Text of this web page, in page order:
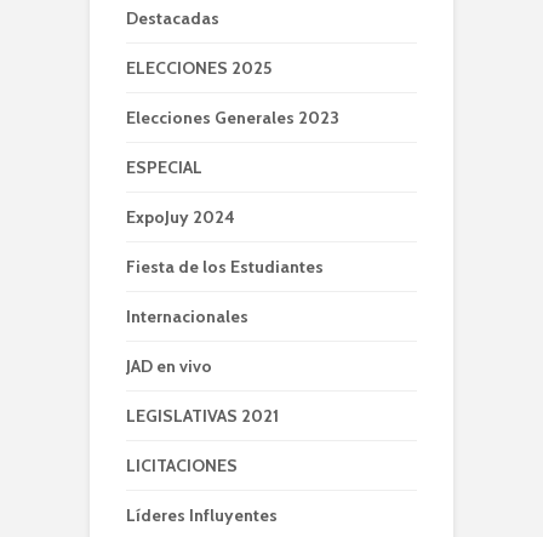
Destacadas
ELECCIONES 2025
Elecciones Generales 2023
ESPECIAL
ExpoJuy 2024
Fiesta de los Estudiantes
Internacionales
JAD en vivo
LEGISLATIVAS 2021
LICITACIONES
Líderes Influyentes